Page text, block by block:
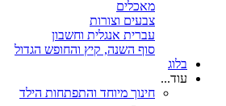
מאכלים
צבעים וצורות
עברית אנגלית וחשבון
סוף השנה, קיץ והחופש הגדול
בלוג
עוד...
חינוך מיוחד והתפתחות הילד